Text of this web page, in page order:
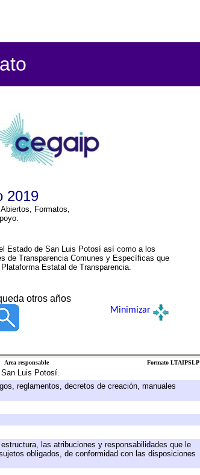
2019
Formatos,
Estado de San Luis Potosí así como a los
de Transparencia Comunes y Específicas que
Estatal de Transparencia.
otros años
Minimizar
Area responsable Formato LTAIPSLP
Luis Potosí.
reglamentos, decretos de creación, manuales
las atribuciones y responsabilidades que le
obligados, de conformidad con las disposiciones